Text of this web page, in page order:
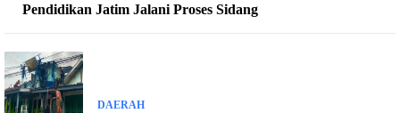
Pendidikan Jatim Jalani Proses Sidang
DAERAH